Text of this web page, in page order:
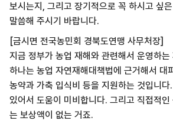
보시는지, 그리고 장기적으로 꼭 하시고 싶
말씀해 주시기 바랍니다.
[금시면 전국농민회 경북도연맹 사무처장]
지금 정부가 농업 재해와 관련해서 운영하
하나는 농업 자연재해대책법에 근거해서 대
농약과 가축 입식비 등을 지원하는 것입니다
있어서 도움이 미비합니다. 그리고 직접적인
는 보상액이 없는 거죠.